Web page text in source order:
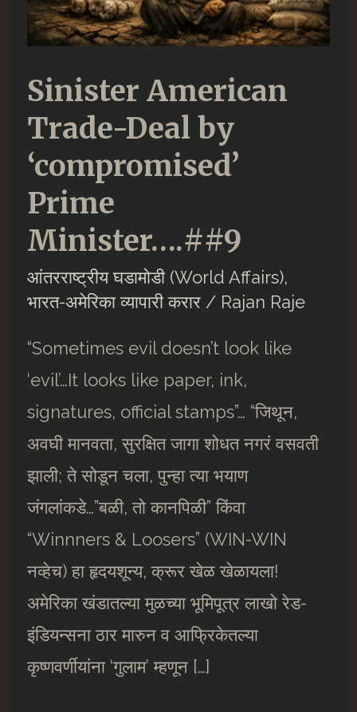
Sinister American
Trade-Deal by
‘compromised’
Prime
Minister….##9
आंतरराष्ट्रीय घडामोडी (World Affairs),
भारत-अमेरिका व्यापारी करार/ Rajan Raje
“Sometimes evil doesn’t look like
‘evil’…It looks like paper, ink,
signatures, official stamps”… “जिथून,
अवघी मानवता, सुरक्षित जागा शोधत नगरं वसवती
झाली; ते सोडून चला, पुन्हा त्या भयाण
जंगलांकडे…”बळी, तो कानपिळी” किंवा
“Winnners & Loosers” (WIN-WIN
नव्हेच) हा हृदयशून्य, क्रूर खेळ खेळायला!
अमेरिका खंडातल्या मुळच्या भूमिपूत्र लाखो रेड-
इंडियन्सना ठार मारुन व आफ्रिकेतल्या
कृष्णवर्णीयांना ‘गुलाम’ म्हणून […]